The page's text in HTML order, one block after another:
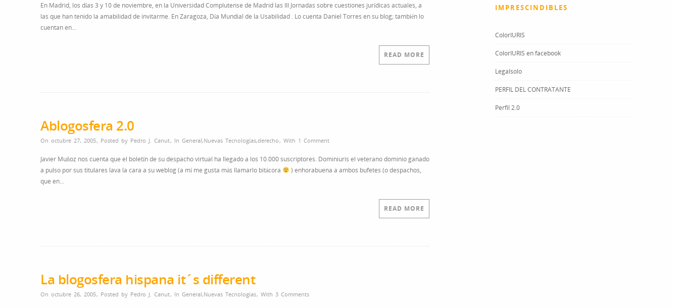
para
el
noviembre
En Madrid, los días 3 y 10 de noviembre, en la Universidad Complutense de Madrid las III Jornadas sobre cuestiones jurídicas actuales, a
las que han tenido la amabilidad de invitarme. En Zaragoza, Día Mundial de la Usabilidad . Lo cuenta Daniel Torres en su blog; también lo
cuentan en…
READ MORE
Ablogosfera 2.0
On octubre 27, 2005, Posted by Pedro J. Canut, In General,Nuevas Tecnologías,derecho, With 1 Comment
Javier Muñoz nos cuenta que el boletín de su despacho virtual ha llegado a los 10.000 suscriptores. Dominiuris el veterano dominio ganado
a pulso por sus titulares lava la cara a su weblog (a mí me gusta más llamarlo bitácora
) enhorabuena a ambos bufetes (o despachos,
que en…
READ MORE
La blogosfera hispana it´s different
On octubre 26, 2005, Posted by Pedro J. Canut, In General,Nuevas Tecnologías, With 3 Comments
IMPRESCINDIBLES
ColorIURIS
ColorIURIS en facebook
Legalsolo
PERFIL DEL CONTRATANTE
Perfil 2.0